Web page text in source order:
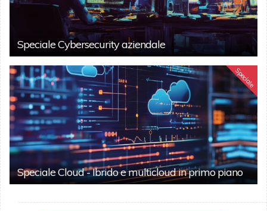
Speciale Cybersecurity aziendale
Speciale
Speciale Cloud - Ibrido e multicloud in primo piano